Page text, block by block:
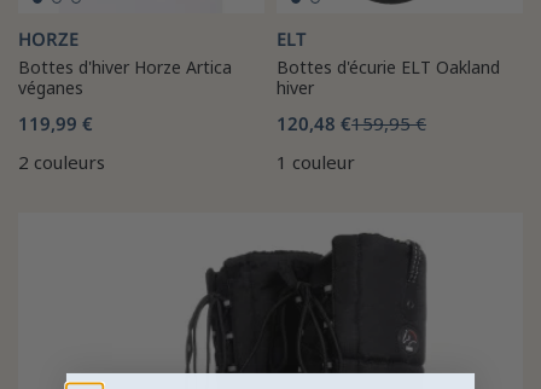
HORZE
Bottes d'hiver Horze Artica
véganes
119,99 €
2 couleurs
ELT
Bottes d'écurie ELT Oakland
hiver
120,48 €159,95 €
1 couleur